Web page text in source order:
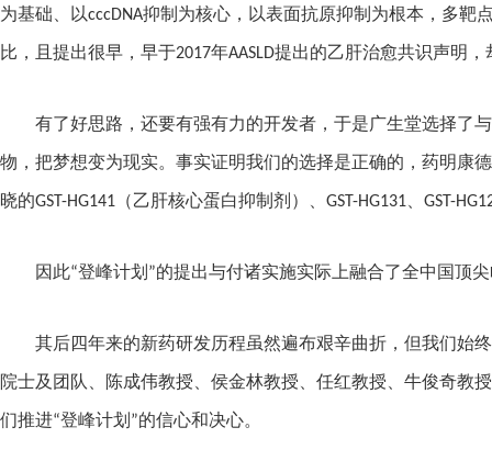
为基础、以cccDNA抑制为核心，以表面抗原抑制为根本，多靶
比，且提出很早，早于2017年AASLD提出的乙肝治愈共识声明
有了好思路，还要有强有力的开发者，于是广生堂选择了
物，把梦想变为现实。事实证明我们的选择是正确的，药明康
晓的GST-HG141 （乙肝核心蛋白抑制剂）、 GST-HG131、 GST-
因此“登峰计划”的提出与付诸实施实际上融合了全中国顶
其后四年来的新药研发历程虽然遍布艰辛曲折，但我们始
院士及团队、陈成伟教授、侯金林教授、任红教授、牛俊奇教
们推进“登峰计划”的信心和决心。